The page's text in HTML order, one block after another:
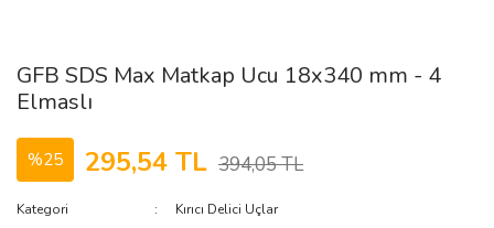
GFB SDS Max Matkap Ucu 18x340 mm - 4
Elmaslı
%25 295,54 TL 394,05 TL
Kategori
Kırıcı Delici Uçlar